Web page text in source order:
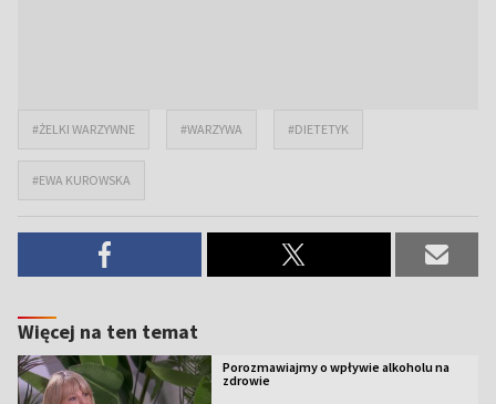
#ŻELKI WARZYWNE #WARZYWA #DIETETYK
#EWA KUROWSKA
Więcej na ten temat
Porozmawiajmy o wpływie alkoholu na
zdrowie